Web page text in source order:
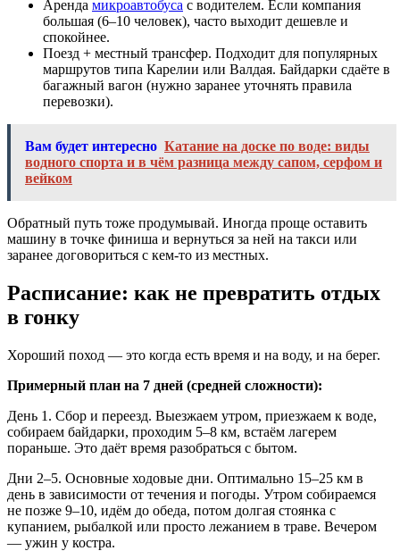
Аренда микроавтобуса с водителем. Если компания
большая (6–10 человек), часто выходит дешевле и
спокойнее.
Поезд + местный трансфер. Подходит для популярных
маршрутов типа Карелии или Валдая. Байдарки сдаёте в
багажный вагон (нужно заранее уточнять правила
перевозки).
Вам будет интересно Катание на доске по воде: виды
водного спорта и в чём разница между сапом, серфом и
вейком
Обратный путь тоже продумывай. Иногда проще оставить
машину в точке финиша и вернуться за ней на такси или
заранее договориться с кем-то из местных.
Расписание: как не превратить отдых
в гонку
Хороший поход — это когда есть время и на воду, и на берег.
Примерный план на 7 дней (средней сложности):
День 1. Сбор и переезд. Выезжаем утром, приезжаем к воде,
собираем байдарки, проходим 5–8 км, встаём лагерем
пораньше. Это даёт время разобраться с бытом.
Дни 2–5. Основные ходовые дни. Оптимально 15–25 км в
день в зависимости от течения и погоды. Утром собираемся
не позже 9–10, идём до обеда, потом долгая стоянка с
купанием, рыбалкой или просто лежанием в траве. Вечером
— ужин у костра.